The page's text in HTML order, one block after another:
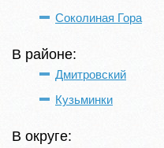
Соколиная Гора
В районе:
Дмитровский
Кузьминки
В округе: